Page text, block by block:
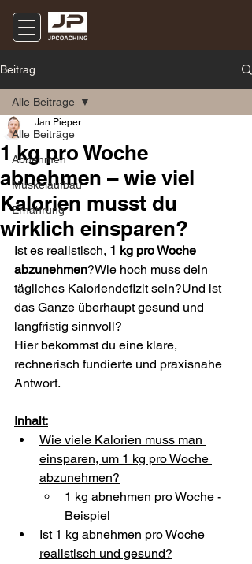
Beitrag
Alle Beiträge
Abnehmen
Muskelaufbau
Ernährung
Alle Beiträge
1 kg pro Woche
abnehmen – wie viel
Kalorien musst du
wirklich einsparen?
Jan Pieper
Ist es realistisch, 1 kg pro Woche
abzunehmen?Wie hoch muss dein
tägliches Kaloriendefizit sein?Und ist
das Ganze überhaupt gesund und
langfristig sinnvoll?
Hier bekommst du eine klare,
rechnerisch fundierte und praxisnahe
Antwort.
Inhalt:
Wie viele Kalorien muss man
einsparen, um 1 kg pro Woche
abzunehmen?
1 kg abnehmen pro Woche -
Beispiel
Ist 1 kg abnehmen pro Woche
realistisch und gesund?